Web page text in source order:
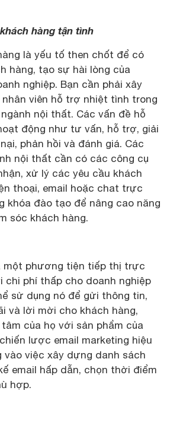
hàng tận tình
là yếu tố then chốt để có
hàng, tạo sự hài lòng của
nghiệp. Bạn cần phải xây
viên hỗ trợ nhiệt tình trong
nội thất. Các vấn đề hỗ
động như tư vấn, hỗ trợ, giải
phản hồi và đánh giá. Các
nội thất cần có các công cụ
xử lý các yêu cầu khách
thoại, email hoặc chat trực
khóa đào tạo để nâng cao năng
sóc khách hàng.
một phương tiện tiếp thị trực
chi phí thấp cho doanh nghiệp
sử dụng nó để gửi thông tin,
và lời mời cho khách hàng,
của họ với sản phẩm của
lược email marketing hiệu
vào việc xây dựng danh sách
email hấp dẫn, chọn thời điểm
hợp.